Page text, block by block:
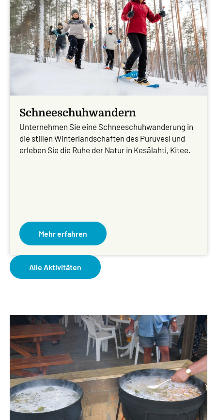
Schneeschuhwandern
Unternehmen Sie eine Schneeschuhwanderung in
die stillen Winterlandschaften des Puruvesi und
erleben Sie die Ruhe der Natur in Kesälahti, Kitee.
Mehr erfahren
Alle Aktivitäten